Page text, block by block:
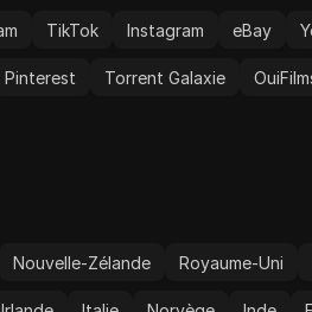
Son
facile
TikTok Instagram eBay
Pinterest Torrent Galaxie
Nouvelle-Zélande Royaume-Uni